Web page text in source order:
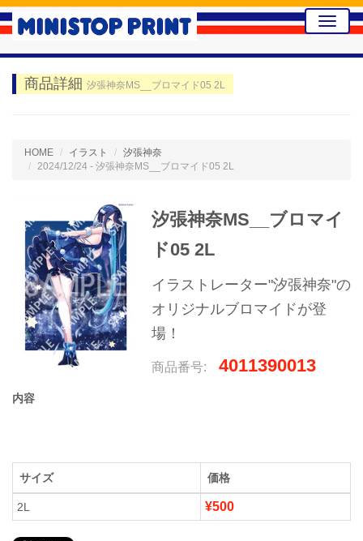
Toggle
商品詳細 汐張神奈MS__ブロマイド05 2L
HOME イラスト
汐張神奈
2024/12/24 - 汐張神奈MS__ブロマイド05 2L
汐張神奈MS__ブロマイ
ド05 2L
イラストレーター"汐張神奈"の
オリジナルブロマイドが登
場！
商品番号: 4011390013
内容
サイズ 価格
2L ¥500